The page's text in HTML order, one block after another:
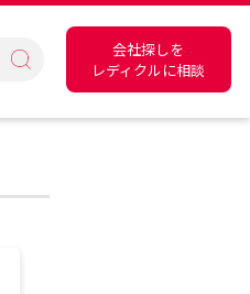
会社探しを
レディクルに相談